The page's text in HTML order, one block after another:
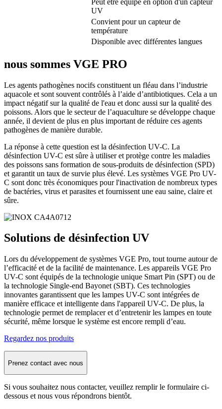
UV
Convient pour un capteur de
température
Disponible avec différentes langues
nous sommes VGE PRO
Les agents pathogènes nocifs constituent un fléau dans l’industrie
aquacole et sont souvent contrôlés à l’aide d’antibiotiques. Cela a un
impact négatif sur la qualité de l'eau et donc aussi sur la qualité des
poissons. Alors que le secteur de l’aquaculture se développe chaque
année, il devient de plus en plus important de réduire ces agents
pathogènes de manière durable.
La réponse à cette question est la désinfection UV-C. La
désinfection UV-C est sûre à utiliser et protège contre les maladies
des poissons sans formation de sous-produits de désinfection (SPD)
et garantit un taux de survie plus élevé. Les systèmes VGE Pro UV-
C sont donc très économiques pour l'inactivation de nombreux types
de bactéries, virus et parasites et fournissent une eau saine, claire et
sûre.
Solutions de désinfection UV
Lors du développement de systèmes VGE Pro, tout tourne autour de
l’efficacité et de la facilité de maintenance. Les appareils VGE Pro
UV-C sont équipés de la technologie unique Smart Pin (SPT) ou de
la technologie Single-end Bayonet (SBT). Ces technologies
innovantes garantissent que les lampes UV-C sont intégrées de
manière efficace et intelligente dans l'appareil UV-C. De plus, la
technologie permet de remplacer et d’entretenir les lampes en toute
sécurité, même lorsque le système est encore rempli d’eau.
Regardez nos produits
Prenez contact avec nous
Si vous souhaitez nous contacter, veuillez remplir le formulaire ci-
dessous et nous vous répondrons bientôt.